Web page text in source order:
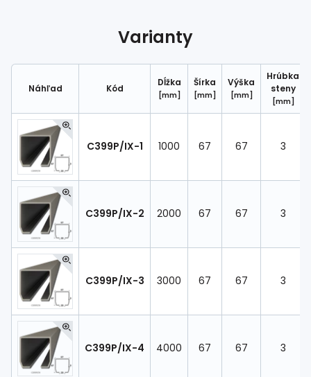
Varianty
Náhľad Kód
Dĺžka
[mm]
Šírka
[mm]
Výška
[mm]
Hrúbka
steny
[mm]
C399P/IX-1 1000 67 67 3
C399P/IX-2 2000 67 67 3
C399P/IX-3 3000 67 67 3
C399P/IX-4 4000 67 67 3